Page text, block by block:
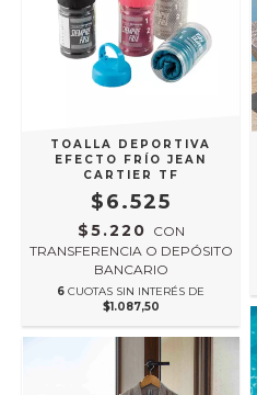
TOALLA DEPORTIVA
EFECTO FRÍO JEAN
CARTIER TF
$6.525
$5.220 CON
TRANSFERENCIA O DEPÓSITO
BANCARIO
6 CUOTAS SIN INTERÉS DE
$1.087,50